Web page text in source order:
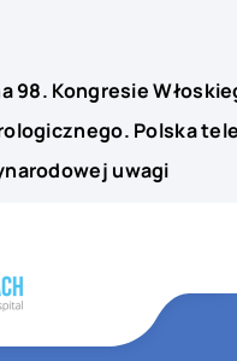
98. Kongresie
Polska
uwagi